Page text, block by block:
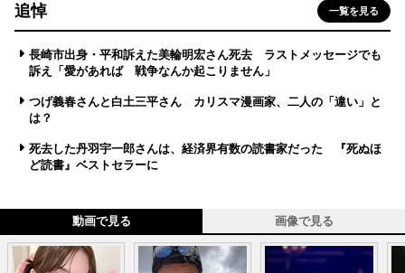
追悼 一覧を見る
長崎市出身・平和訴えた美輪明宏さん死去 ラストメッセージでも
訴え「愛があれば 戦争なんか起こりません」
つげ義春さんと白土三平さん カリスマ漫画家、二人の「違い」と
は？
死去した丹羽宇一郎さんは、経済界有数の読書家だった 『死ぬほ
ど読書』ベストセラーに
動画で見る 画像で見る